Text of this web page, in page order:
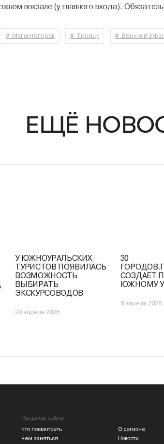
вокзале (у главного входа).
# Магнитогорск # Троицк # Верхний
ЕЩЁ
У ЮЖНОУРАЛЬСКИХ
ТУРИСТОВ ПОЯВИЛАСЬ
ВОЗМОЖНОСТЬ
ВЫБИРАТЬ
ЭКСКУРСОВОДОВ
20 апреля 2026
30
СОЗДАЕТ
ЮЖНОМУ
8 апреля 2026
Разделы сайта
Что посмотреть
Чем заняться
О регионе
Новости